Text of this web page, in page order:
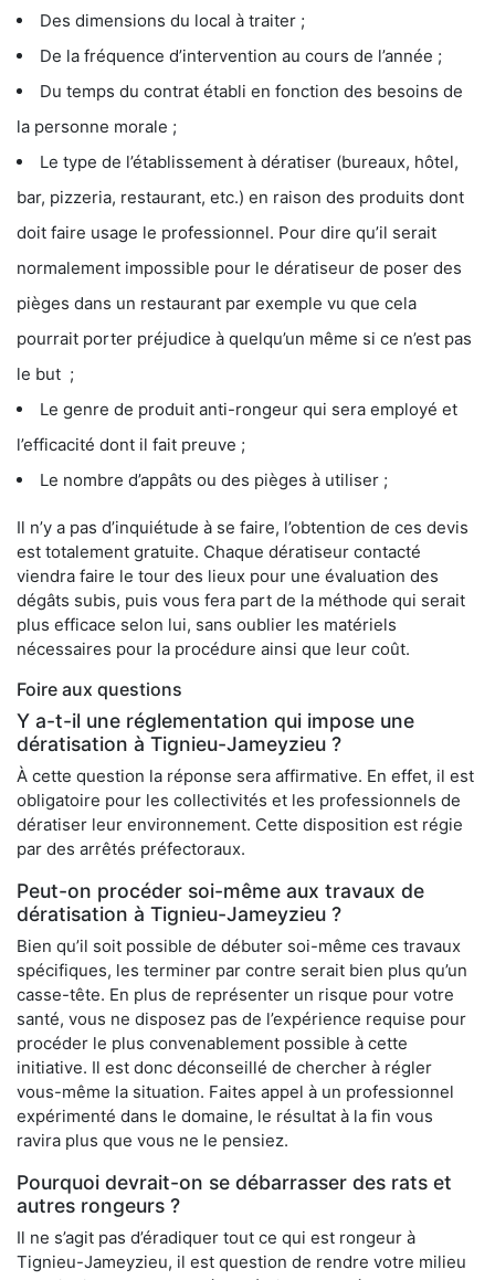
Des dimensions du local à traiter ;
De la fréquence d’intervention au cours de l’année ;
Du temps du contrat établi en fonction des besoins de
la personne morale ;
Le type de l’établissement à dératiser (bureaux, hôtel,
bar, pizzeria, restaurant, etc.) en raison des produits dont
doit faire usage le professionnel. Pour dire qu’il serait
normalement impossible pour le dératiseur de poser des
pièges dans un restaurant par exemple vu que cela
pourrait porter préjudice à quelqu’un même si ce n’est pas
le but ;
Le genre de produit anti-rongeur qui sera employé et
l’efficacité dont il fait preuve ;
Le nombre d’appâts ou des pièges à utiliser ;
Il n’y a pas d’inquiétude à se faire, l’obtention de ces devis
est totalement gratuite. Chaque dératiseur contacté
viendra faire le tour des lieux pour une évaluation des
dégâts subis, puis vous fera part de la méthode qui serait
plus efficace selon lui, sans oublier les matériels
nécessaires pour la procédure ainsi que leur coût.
Foire aux questions
Y a-t-il une réglementation qui impose une
dératisation à Tignieu-Jameyzieu ?
À cette question la réponse sera affirmative. En effet, il est
obligatoire pour les collectivités et les professionnels de
dératiser leur environnement. Cette disposition est régie
par des arrêtés préfectoraux.
Peut-on procéder soi-même aux travaux de
dératisation à Tignieu-Jameyzieu ?
Bien qu’il soit possible de débuter soi-même ces travaux
spécifiques, les terminer par contre serait bien plus qu’un
casse-tête. En plus de représenter un risque pour votre
santé, vous ne disposez pas de l’expérience requise pour
procéder le plus convenablement possible à cette
initiative. Il est donc déconseillé de chercher à régler
vous-même la situation. Faites appel à un professionnel
expérimenté dans le domaine, le résultat à la fin vous
ravira plus que vous ne le pensiez.
Pourquoi devrait-on se débarrasser des rats et
autres rongeurs ?
Il ne s’agit pas d’éradiquer tout ce qui est rongeur à
Tignieu-Jameyzieu, il est question de rendre votre milieu